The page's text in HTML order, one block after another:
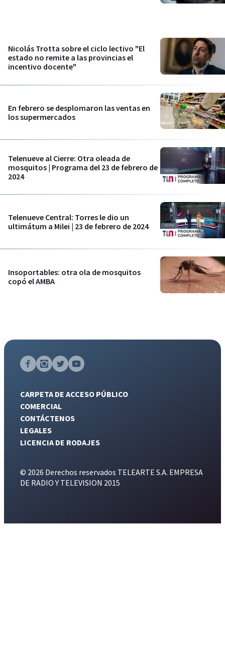
Nicolás Trotta sobre el ciclo lectivo "El
estado no remite a las provincias el
incentivo docente"
En febrero se desplomaron las ventas en
los supermercados
Telenueve al Cierre: Otra oleada de
mosquitos | Programa del 23 de febrero de
2024
Telenueve Central: Torres le dio un
ultimátum a Milei | 23 de febrero de 2024
Insoportables: otra ola de mosquitos
copó el AMBA
CARPETA DE ACCESO PÚBLICO
COMERCIAL
CONTÁCTENOS
LEGALES
LICENCIA DE RODAJES
© 2026 Derechos reservados TELEARTE S.A. EMPRESA
DE RADIO Y TELEVISION 2015